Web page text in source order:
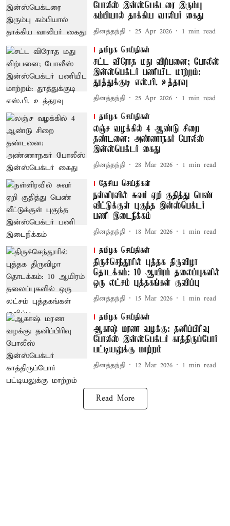
போலீஸ் இன்ஸ்பெக்டரை இரும்பு
கம்பியால் தாக்கிய வாலிபர் கைது
தினத்தந்தி 25 Apr 2026 1 min read
தமிழக செய்திகள்
சட்ட விரோத மது விற்பனை; போலீஸ்
இன்ஸ்பெக்டர் பணியிட மாற்றம்:
தூத்துக்குடி எஸ்.பி. உத்தரவு
தினத்தந்தி 25 Apr 2026 1 min read
தமிழக செய்திகள்
லஞ்ச வழக்கில் 4 ஆண்டு சிறை
தண்டனை: அண்ணாநகர் போலீஸ்
இன்ஸ்பெக்டர் கைது
தினத்தந்தி 28 Mar 2026 1 min read
தேசிய செய்திகள்
நள்ளிரவில் சுவர் ஏறி குதித்து பெண்
வீட்டுக்குள் புகுந்த இன்ஸ்பெக்டர்
பணி இடைநீக்கம்
தினத்தந்தி 18 Mar 2026 1 min read
தமிழக செய்திகள்
திருச்செந்தூரில் புத்தக திருவிழா
தொடக்கம்: 10 ஆயிரம் தலைப்புகளில்
ஒரு லட்சம் புத்தகங்கள் குவிப்பு
தினத்தந்தி 15 Mar 2026 1 min read
தமிழக செய்திகள்
ஆகாஷ் மரண வழக்கு: தனிப்பிரிவு
போலீஸ் இன்ஸ்பெக்டர் காத்திருப்போர்
பட்டியலுக்கு மாற்றம்
தினத்தந்தி 12 Mar 2026 1 min read
Read More